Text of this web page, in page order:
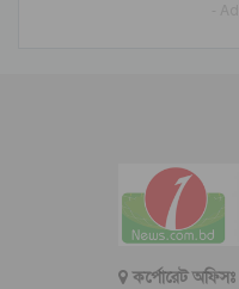
কর্পোরেট অফিসঃ